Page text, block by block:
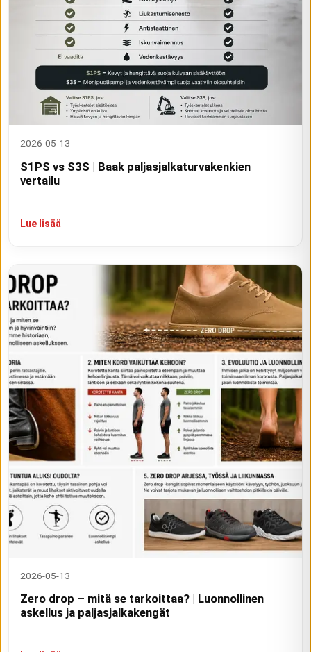
2026-05-13
S1PS vs S3S | Baak paljasjalkaturvakenkien
vertailu
Lue lisää
2026-05-13
Zero drop – mitä se tarkoittaa? | Luonnollinen
askellus ja paljasjalkakengät